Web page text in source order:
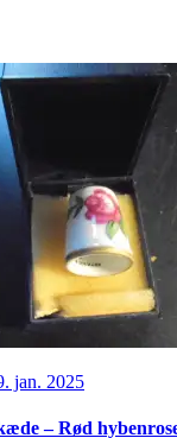
jan. 2025
– Rød